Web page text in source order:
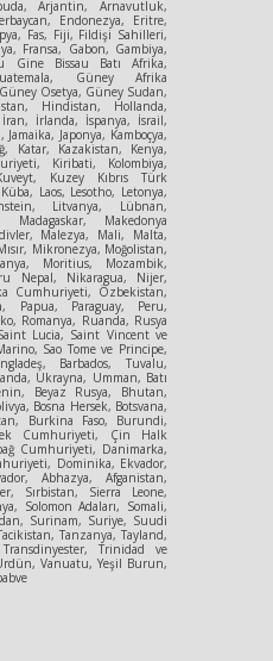
Arjantin, Arnavutluk,
Endonezya, Eritre,
Fas, Fiji, Fildişi Sahilleri,
Fransa, Gabon, Gambiya,
Gine Bissau Batı Afrika,
Güney Afrika
Osetya, Güney Sudan,
Hindistan, Hollanda,
İrlanda, İspanya, İsrail,
Japonya, Kamboçya,
Katar, Kazakistan, Kenya,
Kiribati, Kolombiya,
Kuzey Kıbrıs Türk
Laos, Lesotho, Letonya,
Litvanya, Lübnan,
Madagaskar, Makedonya
Malezya, Mali, Malta,
Mikronezya, Moğolistan,
Moritius, Mozambik,
Nepal, Nikaragua, Nijer,
Cumhuriyeti, Özbekistan,
Papua, Paraguay, Peru,
Romanya, Ruanda, Rusya
Lucia, Saint Vincent ve
Sao Tome ve Principe,
Barbados, Tuvalu,
Ukrayna, Umman, Batı
Beyaz Rusya, Bhutan,
Bosna Hersek, Botsvana,
Burkina Faso, Burundi,
Cumhuriyeti, Çin Halk
Cumhuriyeti, Danimarka,
Dominika, Ekvador,
Abhazya, Afganistan,
Sırbistan, Sierra Leone,
Solomon Adaları, Somali,
Surinam, Suriye, Suudi
Tanzanya, Tayland,
Trinidad ve
Vanuatu, Yeşil Burun,